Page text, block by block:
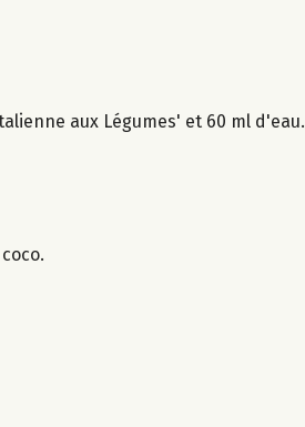
aux Légumes' et 60 ml d'eau.